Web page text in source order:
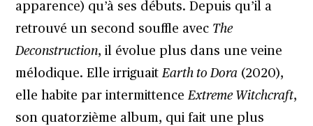
apparence) qu’à ses débuts. Depuis qu’il a
retrouvé un second souffle avec The
Deconstruction, il évolue plus dans une veine
mélodique. Elle irriguaitEarth to Dora (2020),
elle habite par intermittenceExtreme Witchcraft,
son quatorzième album, qui fait une plus